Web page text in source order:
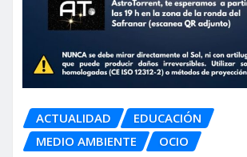
ACTUALIDAD
EDUCACIÓN
MEDIO AMBIENTE
OCIO